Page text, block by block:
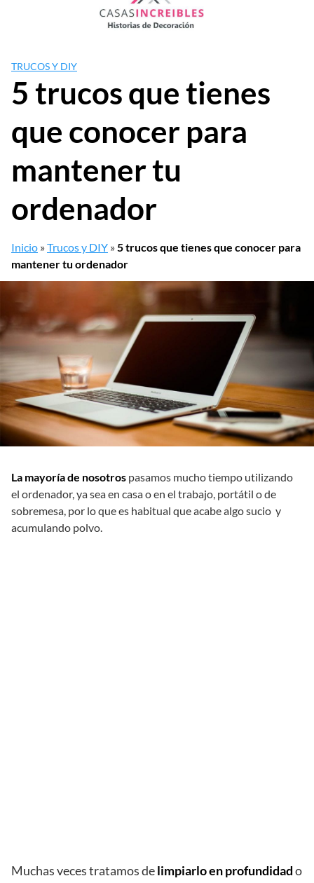
TRUCOS Y DIY
5 trucos que tienes
que conocer para
mantener tu
ordenador
Inicio »Trucos y DIY »5 trucos que tienes que conocer para
mantener tu ordenador
La mayoría de nosotros pasamos mucho tiempo utilizando
el ordenador, ya sea en casa o en el trabajo, portátil o de
sobremesa, por lo que es habitual que acabe algo sucio y
acumulando polvo.
Muchas veces tratamos delimpiarlo en profundidado